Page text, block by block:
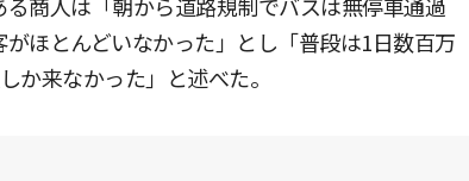
商人は「朝から道路規制でバスは無停車通過
ほとんどいなかった」とし「普段は1日数百万
か来なかった」と述べた。